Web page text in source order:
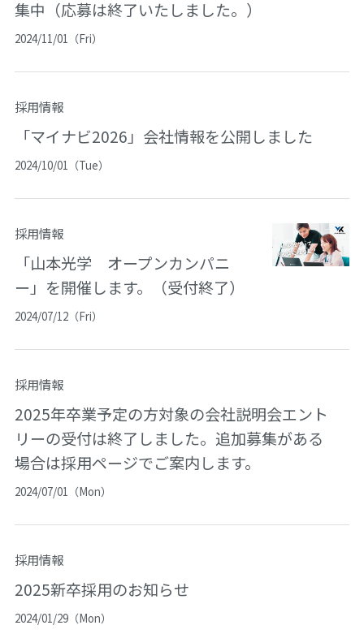
集中（応募は終了いたしました。）
2024/11/01（Fri）
採用情報
「マイナビ2026」会社情報を公開しました
2024/10/01（Tue）
採用情報
「山本光学 オープンカンパニ
ー」を開催します。（受付終了）
2024/07/12（Fri）
採用情報
2025年卒業予定の方対象の会社説明会エント
リーの受付は終了しました。追加募集がある
場合は採用ページでご案内します。
2024/07/01（Mon）
採用情報
2025新卒採用のお知らせ
2024/01/29（Mon）